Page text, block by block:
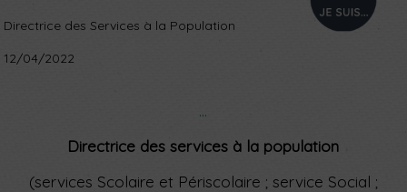
PROFIL
Directrice des Services à la Population
12/04/2022
...
Directrice des services à la population
(services Scolaire et Périscolaire ; service Social ;